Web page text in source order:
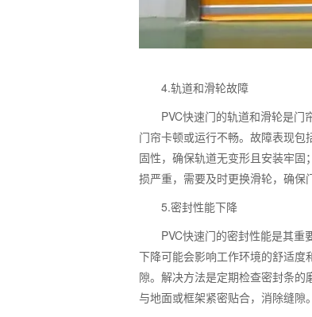
4.轨道和滑轮故障
PVC快速门的轨道和滑轮是门
门帘卡顿或运行不畅。故障表现
固性，确保轨道无变形且安装牢
损严重，需要及时更换滑轮，确保
5.密封性能下降
PVC快速门的密封性能是其重
下降可能会影响工作环境的舒适度
隙。解决方法是定期检查密封条
与地面或框架紧密贴合，消除缝隙。